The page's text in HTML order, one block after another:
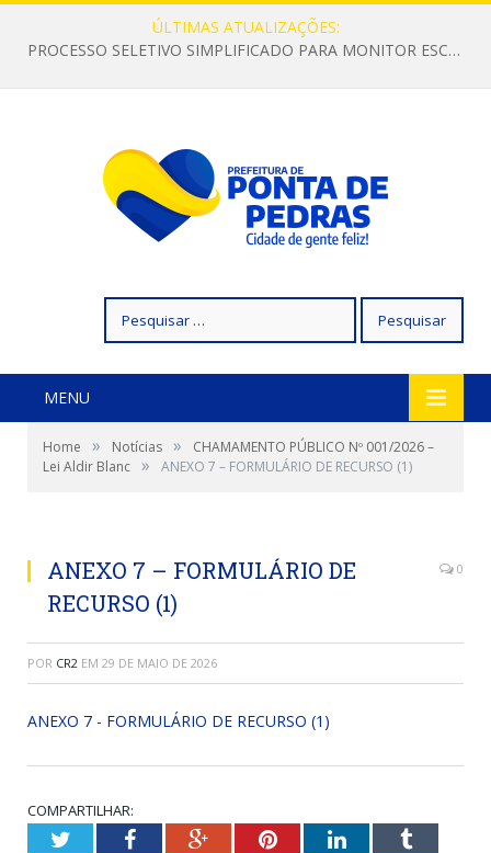
ÚLTIMAS ATUALIZAÇÕES:
PROCESSO SELETIVO SIMPLIFICADO PARA MONITOR ESCOLAR
por:
MENU
Home » Notícias »
CHAMAMENTO PÚBLICO Nº 001/2026 –
Lei Aldir Blanc » ANEXO 7 – FORMULÁRIO DE RECURSO (1)
ANEXO 7 – FORMULÁRIO DE
RECURSO (1)
0
POR CR2 EM 29 DE MAIO DE 2026
ANEXO 7 - FORMULÁRIO DE RECURSO (1)
COMPARTILHAR:
TwitterFacebookGoogle+PinterestLinkedInTumblr